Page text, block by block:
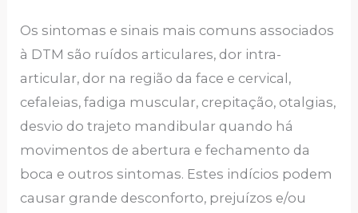
Os sintomas e sinais mais comuns associados
à DTM são ruídos articulares, dor intra-
articular, dor na região da face e cervical,
cefaleias, fadiga muscular, crepitação, otalgias,
desvio do trajeto mandibular quando há
movimentos de abertura e fechamento da
boca e outros sintomas. Estes indícios podem
causar grande desconforto, prejuízos e/ou